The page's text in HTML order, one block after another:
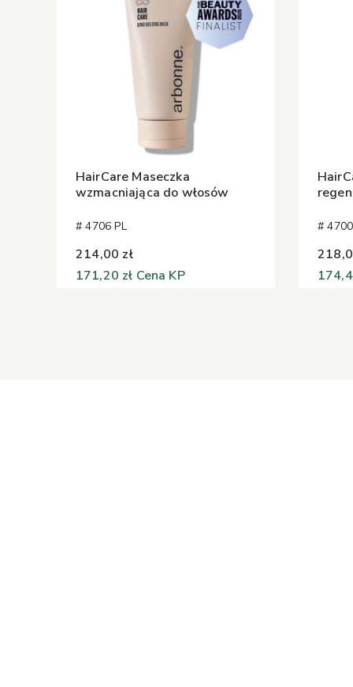
HairCare Maseczka
wzmacniająca do włosów
# 4706 PL
214,00 zł
171,20 zł Cena KP
#